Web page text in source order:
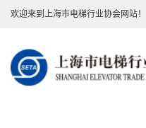
欢迎来到上海市电梯行业协会网站！